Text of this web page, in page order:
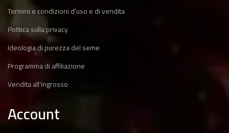
Termini e condizioni d’uso e di vendita
Politica sulla privacy
Ideologia di purezza del seme
Programma di affiliazione
Vendita all’ingrosso
Account